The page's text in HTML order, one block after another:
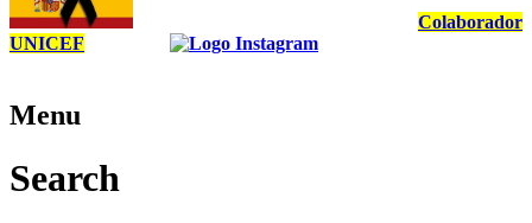
Colaborador
UNICEF
Menu
Search